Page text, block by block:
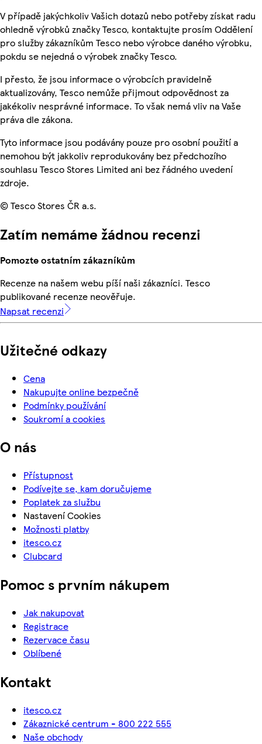
V případě jakýchkoliv Vašich dotazů nebo potřeby získat radu
ohledně výrobků značky Tesco, kontaktujte prosím Oddělení
pro služby zákazníkům Tesco nebo výrobce daného výrobku,
pokdu se nejedná o výrobek značky Tesco.
I přesto, že jsou informace o výrobcích pravidelně
aktualizovány, Tesco nemůže přijmout odpovědnost za
jakékoliv nesprávné informace. To však nemá vliv na Vaše
práva dle zákona.
Tyto informace jsou podávány pouze pro osobní použití a
nemohou být jakkoliv reprodukovány bez předchozího
souhlasu Tesco Stores Limited ani bez řádného uvedení
zdroje.
© Tesco Stores ČR a.s.
Zatím nemáme žádnou recenzi
Pomozte ostatním zákazníkům
Recenze na našem webu píší naši zákazníci. Tesco
publikované recenze neověřuje.
Napsat recenzi
Užitečné odkazy
Cena
Nakupujte online bezpečně
Podmínky používání
Soukromí a cookies
O nás
Přístupnost
Podívejte se, kam doručujeme
Poplatek za službu
Nastavení Cookies
Možnosti platby
itesco.cz
Clubcard
Pomoc s prvním nákupem
Jak nakupovat
Registrace
Rezervace času
Oblíbené
Kontakt
itesco.cz
Zákaznické centrum - 800 222 555
Naše obchody